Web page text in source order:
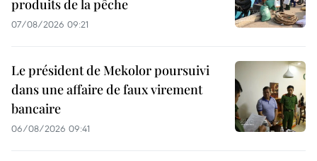
produits de la pêche
07/08/2026 09:21
Le président de Mekolor poursuivi
dans une affaire de faux virement
bancaire
06/08/2026 09:41